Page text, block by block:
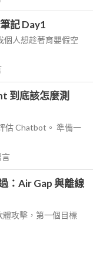
記 Day1
個人想趁著育嬰假空
到底該怎麼測
估 Chatbot。 準備一
言
：Air Gap 與離線
攻擊，第一個目標